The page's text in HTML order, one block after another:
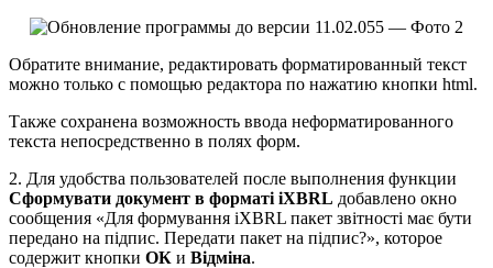
Обратите внимание, редактировать форматированный текст
можно только с помощью редактора по нажатию кнопки html.
Также сохранена возможность ввода неформатированного
текста непосредственно в полях форм.
2. Для удобства пользователей после выполнения функции
Сформувати документ в форматі iXBRL добавлено окно
сообщения «Для формування iXBRL пакет звітності має бути
передано на підпис. Передати пакет на підпис?», которое
содержит кнопки ОК и Відміна.